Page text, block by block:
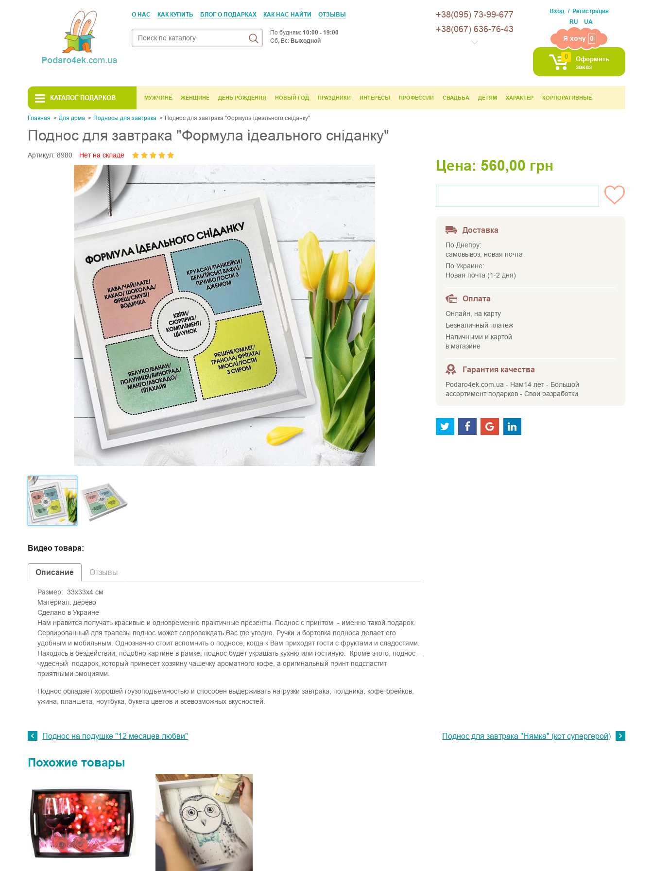
О НАС КАК КУПИТЬ БЛОГ О ПОДАРКАХ КАК НАС НАЙТИ ОТЗЫВЫ
По будням: 10:00 - 19:00
Сб, Вс: Выходной
+38(095) 73-99-677
+38(067) 636-76-43
Вход
Регистрация
RU
UA
Я хочу 0
0
Оформить
заказ
КАТАЛОГ ПОДАРКОВ МУЖЧИНЕ ЖЕНЩИНЕ ДЕНЬ РОЖДЕНИЯ НОВЫЙ ГОД ПРАЗДНИКИ ИНТЕРЕСЫ ПРОФЕССИИ СВАДЬБА ДЕТЯМ ХАРАКТЕР КОРПОРАТИВНЫЕ
Главная Для дома Подносы для завтрака Поднос для завтрака "Формула ідеального сніданку"
Поднос для завтрака "Формула ідеального сніданку"
Артикул: 8980 Нет на складе
Видео товара:
Описание
Размер: 33х33х4 см
Материал: дерево
Сделано в Украине
Нам нравится получать красивые и одновременно практичные презенты. Поднос с принтом - именно такой подарок.
Сервированный для трапезы поднос может сопровождать Вас где угодно. Ручки и бортовка подноса делает его
удобным и мобильным. Однозначно стоит вспомнить о подносе, когда к Вам приходят гости с фруктами и сладостями.
Находясь в бездействии, подобно картине в рамке, поднос будет украшать кухню или гостиную. Кроме этого, поднос –
чудесный подарок, который принесет хозяину чашечку ароматного кофе, а оригинальный принт подсластит
приятными эмоциями.
Поднос обладает хорошей грузоподъемностью и способен выдерживать нагрузки завтрака, полдника, кофе-брейков,
ужина, планшета, ноутбука, букета цветов и всевозможных вкусностей.
Отзывы
Цена: 560,00 грн
Доставка
По Днепру:
самовывоз, новая почта
По Украине:
Новая почта (1-2 дня)
Оплата
Онлайн, на карту
Безналичный платеж
Наличными и картой
в магазине
Гарантия качества
Podaro4ek.com.ua - Нам14 лет - Большой
ассортимент подарков - Свои разработки
Поднос на подушке "12 месяцев любви" Поднос для завтрака "Нямка" (кот супергерой)
Похожие товары